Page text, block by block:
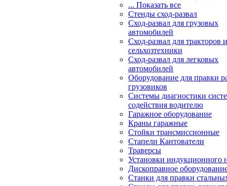
... Показать все
Стенды сход-развал
Сход-развал для грузовых
автомобилей
Сход-развал для тракторов и
сельхозтехники
Сход-развал для легковых
автомобилей
Оборудование для правки
грузовиков
Системы диагностики
содействия водителю
Гаражное оборудование
Краны гаражные
Стойки трансмиссионные
Стапели Кантователи
Траверсы
Установки индукционного
Дископравное
Станки для правки